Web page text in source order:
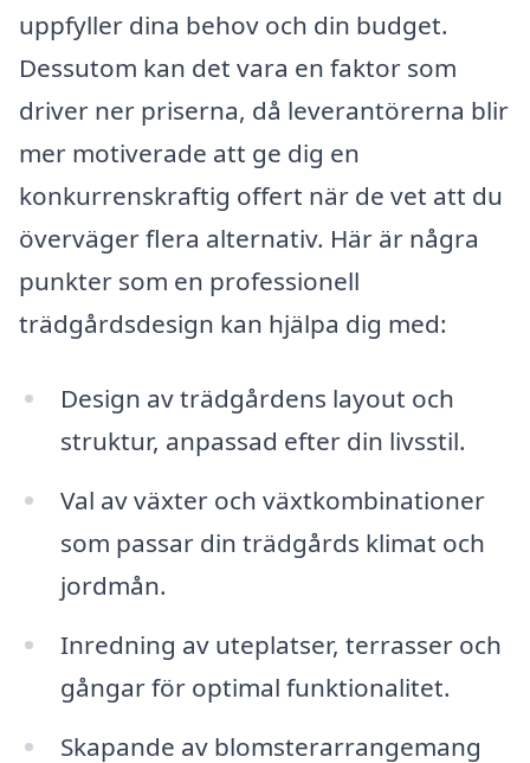
uppfyller dina behov och din budget.
Dessutom kan det vara en faktor som
driver ner priserna, då leverantörerna blir
mer motiverade att ge dig en
konkurrenskraftig offert när de vet att du
överväger flera alternativ. Här är några
punkter som en professionell
trädgårdsdesign kan hjälpa dig med:
Design av trädgårdens layout och
struktur, anpassad efter din livsstil.
Val av växter och växtkombinationer
som passar din trädgårds klimat och
jordmån.
Inredning av uteplatser, terrasser och
gångar för optimal funktionalitet.
Skapande av blomsterarrangemang